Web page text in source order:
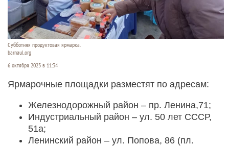
Субботняя продуктовая ярмарка.
barnaul.org
6 октября 2023 в 11:34
Ярмарочные площадки разместят по адресам:
Железнодорожный район – пр. Ленина,71;
Индустриальный район – ул. 50 лет СССР,
51а;
Ленинский район – ул. Попова, 86 (пл.